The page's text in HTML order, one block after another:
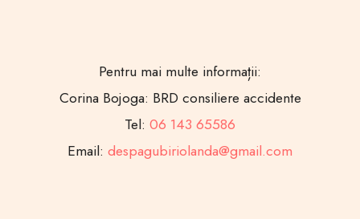
Pentru mai multe informații:
Corina Bojoga: BRD consiliere accidente
Tel: 06 143 65586
Email: despagubiriolanda@gmail.com